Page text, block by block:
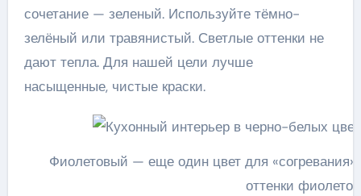
сочетание — зеленый. Используйте тёмно-
зелёный или травянистый. Светлые оттенки не
дают тепла. Для нашей цели лучше
насыщенные, чистые краски.
Фиолетовый — еще один цвет для
оттенки